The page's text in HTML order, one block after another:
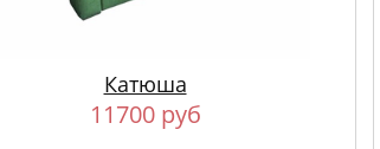
Катюша
11700 руб